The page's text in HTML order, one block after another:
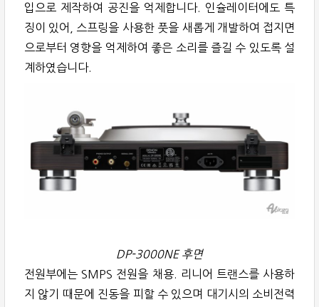
입으로 제작하여 공진을 억제합니다. 인슐레이터에도 특
징이 있어, 스프링을 사용한 풋을 새롭게 개발하여 접지면
으로부터 영향을 억제하여 좋은 소리를 즐길 수 있도록 설
계하였습니다.
DP-3000NE 후면
전원부에는 SMPS 전원을 채용. 리니어 트랜스를 사용하
지 않기 때문에 진동을 피할 수 있으며 대기시의 소비전력